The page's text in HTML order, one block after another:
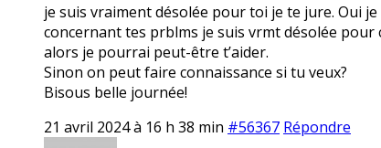
je suis vraiment désolée pour toi je te jure. Oui
concernant tes prblms je suis vrmt désolée pour
alors je pourrai peut-être t’aider.
Sinon on peut faire connaissance si tu veux?
Bisous belle journée!
21 avril 2024 à 16 h 38 min #56367 Répondre